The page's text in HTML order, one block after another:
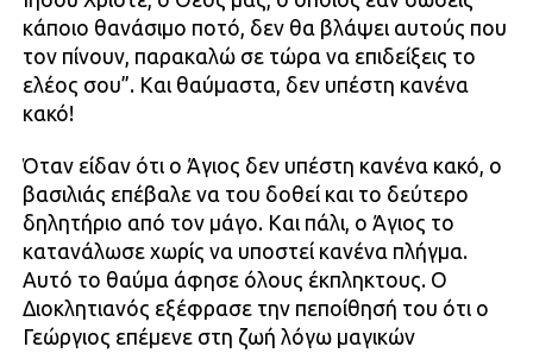
κάποιο θανάσιμο ποτό, δεν θα βλάψει αυτούς που
τον πίνουν, παρακαλώ σε τώρα να επιδείξεις το
ελέος σου”. Και θαύμαστα, δεν υπέστη κανένα
κακό!
Όταν είδαν ότι ο Άγιος δεν υπέστη κανένα κακό, ο
βασιλιάς επέβαλε να του δοθεί και το δεύτερο
δηλητήριο από τον μάγο. Και πάλι, ο Άγιος το
κατανάλωσε χωρίς να υποστεί κανένα πλήγμα.
Αυτό το θαύμα άφησε όλους έκπληκτους. Ο
Διοκλητιανός εξέφρασε την πεποίθησή του ότι ο
Γεώργιος επέμενε στη ζωή λόγω μαγικών